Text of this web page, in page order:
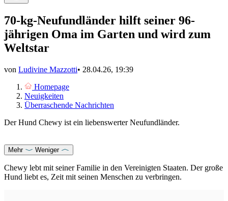
70-kg-Neufundländer hilft seiner 96-
jährigen Oma im Garten und wird zum
Weltstar
von Ludivine Mazzotti• 28.04.26, 19:39
Homepage
Neuigkeiten
Überraschende Nachrichten
Der Hund Chewy ist ein liebenswerter Neufundländer.
Mehr Weniger
Chewy lebt mit seiner Familie in den Vereinigten Staaten. Der große
Hund liebt es, Zeit mit seinen Menschen zu verbringen.